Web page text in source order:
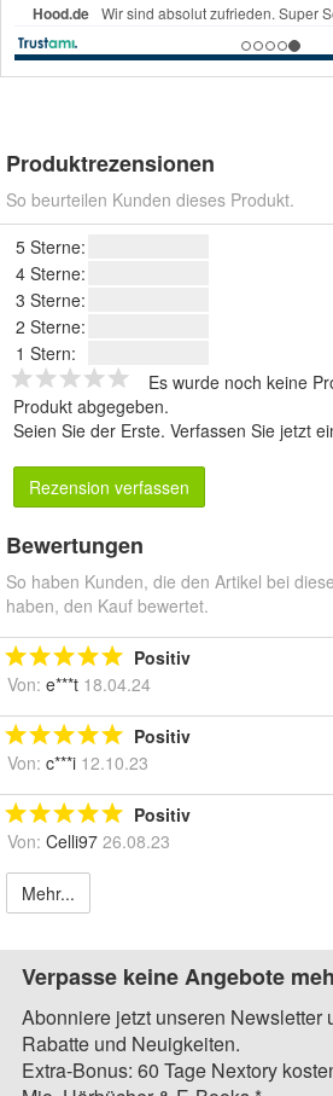
Produktrezensionen
So beurteilen Kunden dieses Produkt.
5 Sterne:
4 Sterne:
3 Sterne:
2 Sterne:
1 Stern:
Es wurde noch keine
Produkt abgegeben.
Seien Sie der Erste. Verfassen Sie jetzt
Rezension verfassen
Bewertungen
So haben Kunden, die den Artikel bei
haben, den Kauf bewertet.
Positiv
Von: e***t 18.04.24
Positiv
Von: c***i 12.10.23
Positiv
Von: Celli97 26.08.23
Mehr...
Verpasse keine Angebote
Abonniere jetzt unseren Newsletter
Rabatte und Neuigkeiten.
Extra-Bonus: 60 Tage Nextory